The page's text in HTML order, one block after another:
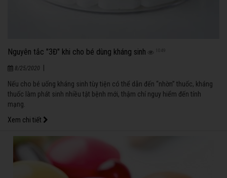
Nguyên tắc "3Đ" khi cho bé dùng kháng sinh 1049
8/25/2020
Nếu cho bé uống kháng sinh tùy tiện có thể dẫn đến “nhờn” thuốc, kháng
thuốc làm phát sinh nhiều tật bệnh mới, thậm chí nguy hiểm đến tính
mạng.
Xem chi tiết